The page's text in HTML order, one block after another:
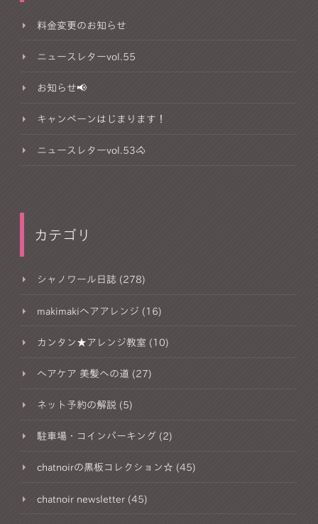
料金変更のお知らせ
ニュースレターvol.55
お知らせ📢
キャンペーンはじまります！
ニュースレターvol.53🐴
カテゴリ
シャノワール日誌 (278)
makimakiヘアアレンジ (16)
カンタン★アレンジ教室 (10)
ヘアケア 美髪への道 (27)
ネット予約の解説 (5)
駐車場・コインパーキング (2)
chatnoirの黒板コレクション☆ (45)
chatnoir newsletter (45)